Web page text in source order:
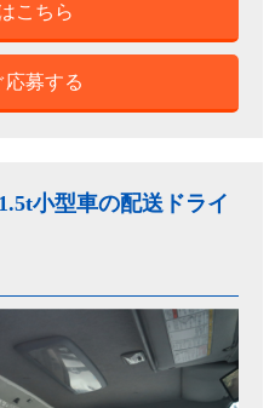
こちら
応募する
小型車の配送ドライ